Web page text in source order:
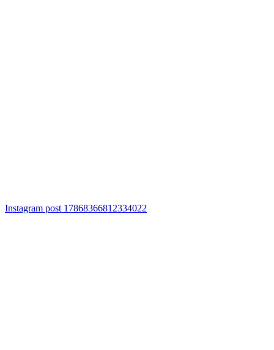
Instagram post 17868366812334022